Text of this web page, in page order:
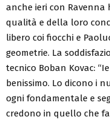
anche ieri con
qualità e della loro
libero coi fiocchi e
geometrie. La
tecnico Boban Kovac:
benissimo. Lo dicono i
ogni fondamentale e
credono in quello che